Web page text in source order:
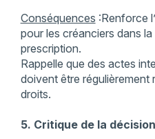
Conséquences :Renforce
pour les créanciers dans
prescription.
Rappelle que des actes
doivent être régulièrement
droits.
5. Critique de la décision